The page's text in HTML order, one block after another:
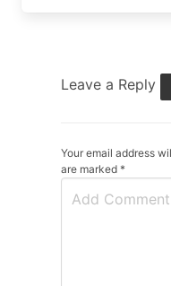
Leave a Reply
Your email address
are marked *